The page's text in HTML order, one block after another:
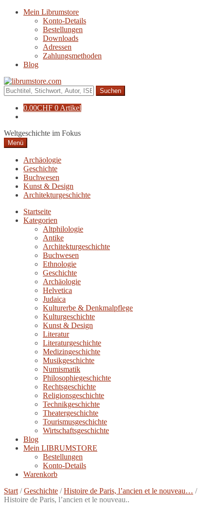
Navigation
Zum
Mein Librumstore
Konto-Details
Bestellungen
Downloads
Adressen
Zahlungsmethoden
Blog
Suche
nach:
0.00CHF 0 Artikel
Weltgeschichte im Fokus
Menü
Archäologie
Geschichte
Buchwesen
Kunst & Design
Architekturgeschichte
Startseite
Kategorien
Altphilologie
Antike
Architekturgeschichte
Buchwesen
Ethnologie
Geschichte
Archäologie
Helvetica
Judaica
Kulturerbe & Denkmalpflege
Kulturgeschichte
Kunst & Design
Literatur
Literaturgeschichte
Medizingeschichte
Musikgeschichte
Numismatik
Philosophiegeschichte
Rechtsgeschichte
Religionsgeschichte
Technikgeschichte
Theatergeschichte
Tourismusgeschichte
Wirtschaftsgeschichte
Blog
Mein LIBRUMSTORE
Bestellungen
Konto-Details
Warenkorb
Start /Geschichte /Histoire de Paris, l’ancien et le nouveau… /
Histoire de Paris, l’ancien et le nouveau..